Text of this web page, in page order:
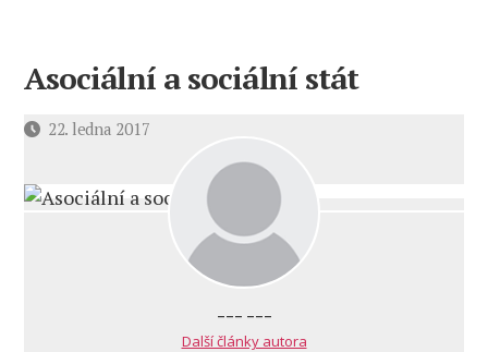
Asociální a sociální stát
Datum22. ledna 2017
--- ---
Další články autora